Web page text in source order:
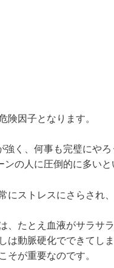
険因子となります。
く、何事も完璧にや
の人に圧倒的に多いと
にストレスにさらされ
たとえ血液がサラサ
は動脈硬化でできてし
そが重要なのです。